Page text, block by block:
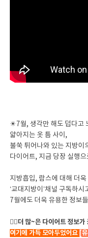
☀7월, 생각만 해도 덥다고
얇아지는 옷 틈 사이,
불쑥 튀어나와 있는 지방이
다이어트, 지금 당장 실행
지방흡입, 람스에 대해 더
‘교대지방이’채널 구독하
7월에도 더욱 유용한 정보
✋🏻더 많~은 다이어트 정보가
여기에 가득 모아두었어요 [